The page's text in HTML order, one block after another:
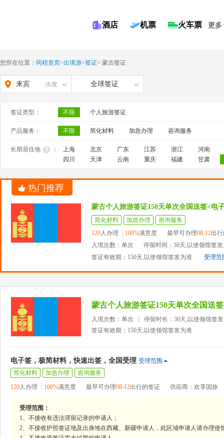
酒店 机票 火车票 更多
您所在位置： 同程首页>出境游>签证> 蒙古签证
来宾 出发 全球签证
签证类型： 不限 个人旅游签证
产品服务： 不限 简化材料 加急办理 咨询服务
长期居住地 ： 上海 北京 广东 江苏 浙江
河南
四川
天津 云南 重庆 福建 甘肃
热门推荐
蒙古个人旅游签证150天单次全国送签<电
简化材料 加急办理
咨询服务
120人办理 100%满意度 最早可办理08-12出
入境次数：单次
停留时间：30天,以使领馆签
签证有效期：150天,以使领馆签发为准
受理范
蒙古个人旅游签证150天单次全国送签
入境次数：单次
停留时长：30天,以使领馆签
签证有效期：150天,以使领馆签发为准
电子签，极简材料，快速出签，全国受理 受理范围
简化材料
加急办理
咨询服务
120人办理 100%满意度 最早可办理08-12出行的签证 供应商：欢享国旅
受理范围：
1、不接收有违法滞留记录的申请人；
2、不接收护照签证地及出身地在西藏、新疆申请人，此区域申请人请办理使